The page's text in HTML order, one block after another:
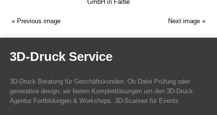
Next image »
« Previous image
3D-Druck Service
3D-Druck Beratung für Geschäftskunden. Ob Datei Prüfung oder
generative design, wir bieten Komplettlösungen um den 3D-Druck.
Agentur Fortbildungen & Workshops. 3D-Scanner für Events